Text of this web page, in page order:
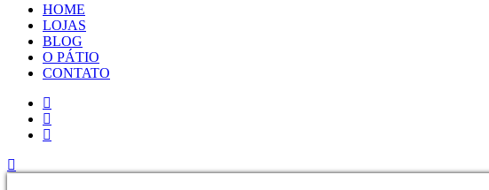
Close
Menu
HOME
LOJAS
BLOG
O PÁTIO
CONTATO
facebook
youtube
instagram